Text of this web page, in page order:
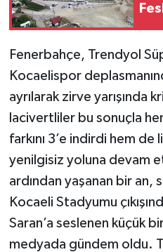
Fenerbahçe, Trendyol
Kocaelispor
ayrılarak zirve yarışında
lacivertliler bu sonuçla
farkını 3’e indirdi hem
yenilgisiz yoluna devam
ardından yaşanan bir an,
Kocaeli Stadyumu
Saran’a seslenen küçük
medyada gündem oldu.